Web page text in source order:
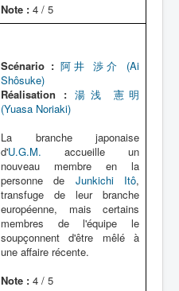
Note : 4 / 5
Scénario : 阿井 渉介 (Ai
Shôsuke)
Réalisation : 湯浅 憲明
(Yuasa Noriaki)
La branche japonaise
d'U.G.M. accueille un
nouveau membre en la
personne de Junkichi Itô,
transfuge de leur branche
européenne, mais certains
membres de l'équipe le
soupçonnent d'être mêlé à
une affaire récente.
Note : 4 / 5